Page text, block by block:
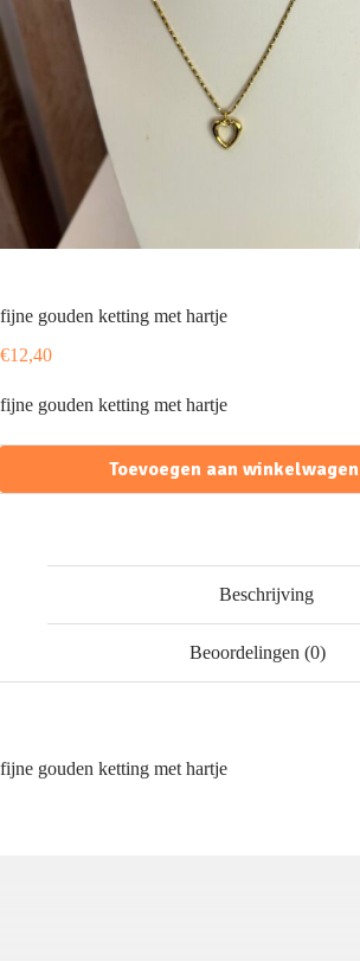
fijne gouden ketting met hartje
€12,40
fijne gouden ketting met hartje
Toevoegen aan winkelwagen
Beschrijving
Beoordelingen (0)
fijne gouden ketting met hartje